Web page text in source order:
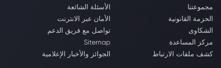
مجموعتنا
الأسئلة الشائعة
الحزمة القانونية
الأمان عبر الانترنت
الشكاوى
تواصل مع فريق الدعم
مركز المساعدة
Sitemap
كشف ملفات الارتباط
الجوائز والأخبار الإعلامية